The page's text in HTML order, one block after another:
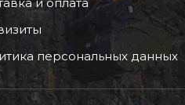
персональных данных